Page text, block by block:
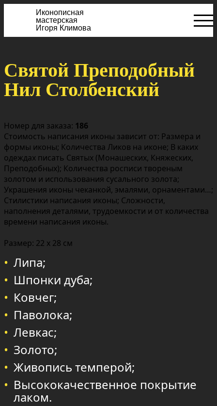
Иконописная
мастерская
Игоря Климова
Святой Преподобный
Нил Столбенский
Номер для заказа: 186
Стоимость написания иконы зависит от: Размера и
формы иконы; Количества Ликов на иконе; В каких
одеждах писать Святых (Монашеских, Княжеских,
Преподобных); Количества росписи твореным
золотом и использования сусального золота;
Украшения иконы чеканкой, эмалями, орнаментами…;
Стилистики написания иконы; Сложности,
наполнения деталями, трудоемкости и от количества
времени написания иконы.
Размер: 22 х 28 см
Липа;
Шпонки дуба;
Ковчег;
Паволока;
Левкас;
Золото;
Живопись темперой;
Высококачественное покрытие
лаком.